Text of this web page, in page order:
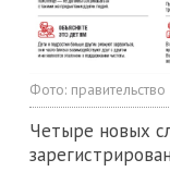
Фото:
Четыре новых